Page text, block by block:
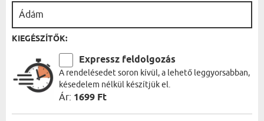
KIEGÉSZÍTŐK:
Expressz feldolgozás
A rendelésedet soron kívül, a lehető leggyorsabban,
késedelem nélkül készítjük el.
Ár: 1699 Ft